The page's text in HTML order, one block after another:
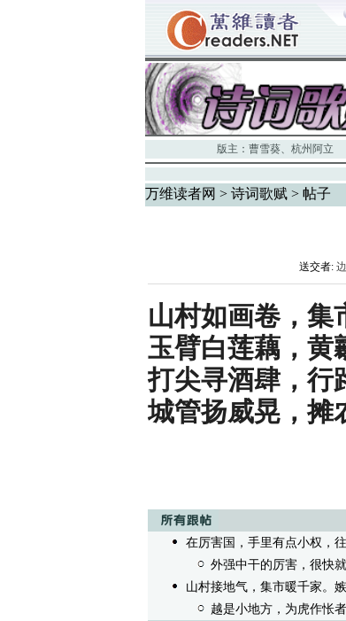
版主： 曹雪葵、 杭州阿立
万维读者网 > 诗词歌赋> 帖子
送交者:
山村如画卷，集
玉臂白莲藕，黄
打尖寻酒肆，行
城管扬威晃，摊
在厉害国，手里有点小权，
外强中干的厉害，很快就
山村接地气，集市暖千家。
越是小地方，为虎作怅者